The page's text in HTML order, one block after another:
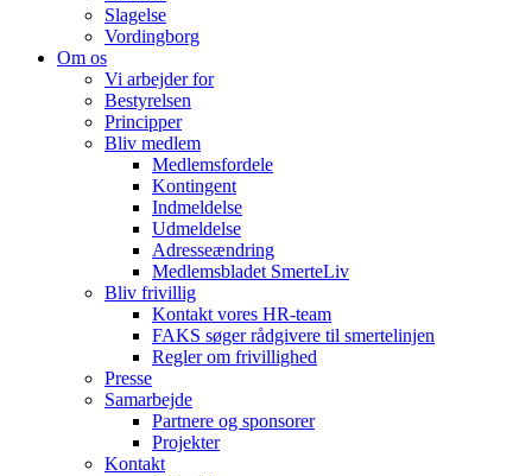
Slagelse
Vordingborg
Om os
Vi arbejder for
Bestyrelsen
Principper
Bliv medlem
Medlemsfordele
Kontingent
Indmeldelse
Udmeldelse
Adresseændring
Medlemsbladet SmerteLiv
Bliv frivillig
Kontakt vores HR-team
FAKS søger rådgivere til smertelinjen
Regler om frivillighed
Presse
Samarbejde
Partnere og sponsorer
Projekter
Kontakt